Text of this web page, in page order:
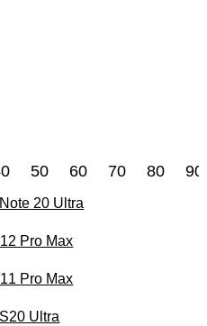
50 60 70 80 90
20 Ultra
Pro Max
Pro Max
Ultra